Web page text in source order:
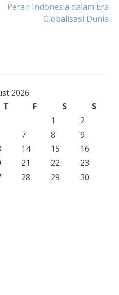
Peran Indonesia dalam Era
Globalisasi Dunia
2026
T F S
S
1
2
7 8
9
14 15
16
21 22
23
28 29
30